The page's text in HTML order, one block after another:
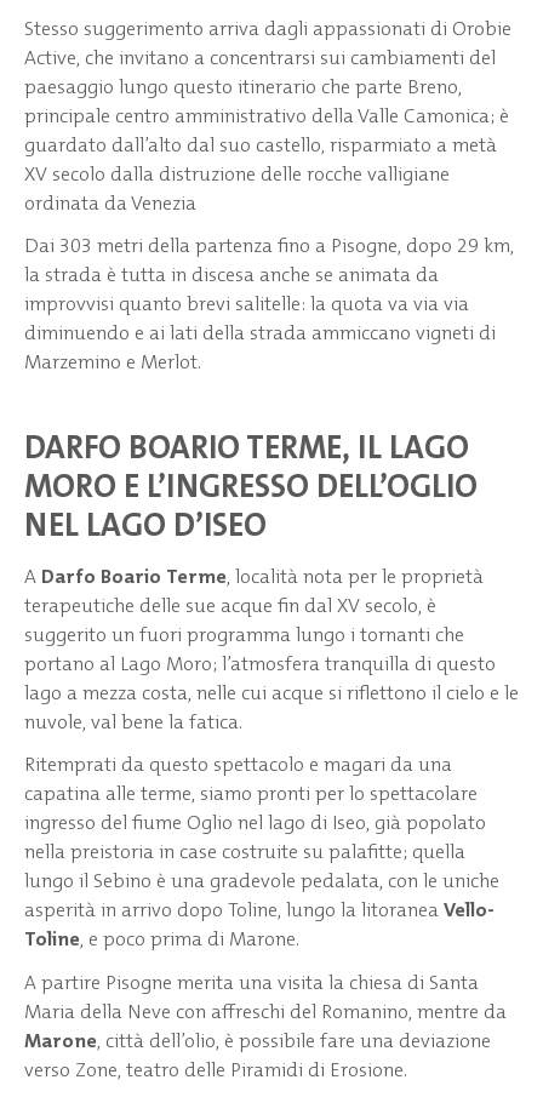
Stesso suggerimento arriva dagli appassionati di Orobie
Active, che invitano a concentrarsi sui cambiamenti del
paesaggio lungo questo itinerario che parte Breno,
principale centro amministrativo della Valle Camonica; è
guardato dall’alto dal suo castello, risparmiato a metà
XV secolo dalla distruzione delle rocche valligiane
ordinata da Venezia
Dai 303 metri della partenza fino a Pisogne, dopo 29 km,
la strada è tutta in discesa anche se animata da
improvvisi quanto brevi salitelle: la quota va via via
diminuendo e ai lati della strada ammiccano vigneti di
Marzemino e Merlot.
DARFO BOARIO TERME, IL LAGO
MORO E L’INGRESSO DELL’OGLIO
NEL LAGO D’ISEO
A Darfo Boario Terme, località nota per le proprietà
terapeutiche delle sue acque fin dal XV secolo, è
suggerito un fuori programma lungo i tornanti che
portano al Lago Moro; l’atmosfera tranquilla di questo
lago a mezza costa, nelle cui acque si riflettono il cielo e le
nuvole, val bene la fatica.
Ritemprati da questo spettacolo e magari da una
capatina alle terme, siamo pronti per lo spettacolare
ingresso del fiume Oglio nel lago di Iseo, già popolato
nella preistoria in case costruite su palafitte; quella
lungo il Sebino è una gradevole pedalata, con le uniche
asperità in arrivo dopo Toline, lungo la litoraneaVello-
Toline, e poco prima di Marone.
A partire Pisogne merita una visita la chiesa di Santa
Maria della Neve con affreschi del Romanino, mentre da
Marone, città dell’olio, è possibile fare una deviazione
verso Zone, teatro delle Piramidi di Erosione.